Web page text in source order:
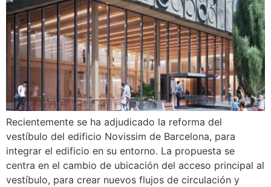
Recientemente se ha adjudicado la reforma del
vestíbulo del edificio Novissim de Barcelona, ​​para
integrar el edificio en su entorno. La propuesta se
centra en el cambio de ubicación del acceso principal al
vestíbulo, para crear nuevos flujos de circulación y